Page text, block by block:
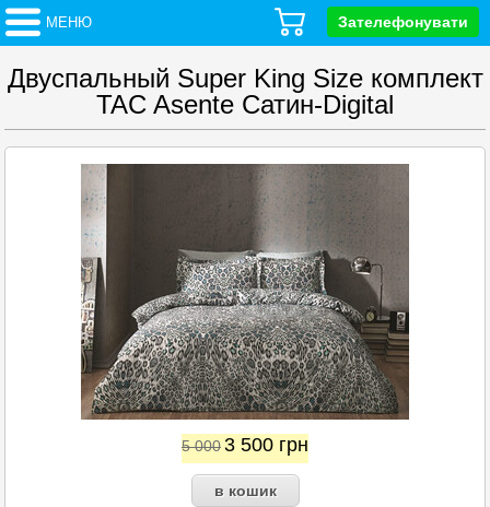
МЕНЮ Зателефонувати
Двуспальный Super King Size комплект
TAC Asente Сатин-Digital
5 0003 500 грн